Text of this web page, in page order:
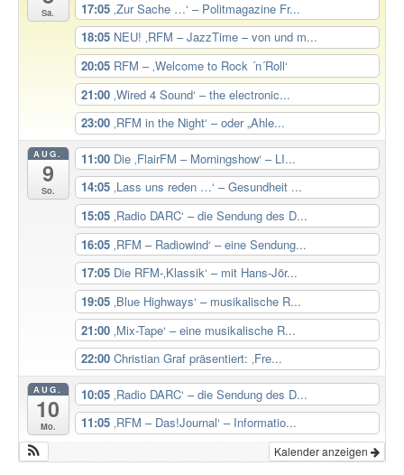
Sa.
17:05 ‚Zur Sache …‘ – Politmagazine Fr...
18:05 NEU! ‚RFM – JazzTime – von und m...
20:05 RFM – ‚Welcome to Rock ´n´Roll‘
21:00 ‚Wired 4 Sound‘ – the electronic...
23:00 ‚RFM in the Night‘ – oder „Ahle...
AUG.
9
So.
11:00 Die ‚FlairFM – Morningshow‘ – LI...
14:05 ‚Lass uns reden …‘ – Gesundheit ...
15:05 ‚Radio DARC‘ – die Sendung des D...
16:05 ‚RFM – Radiowind‘ – eine Sendung...
17:05 Die RFM-‚Klassik‘ – mit Hans-Jör...
19:05 ‚Blue Highways‘ – musikalische R...
21:00 ‚Mix-Tape‘ – eine musikalische R...
22:00 Christian Graf präsentiert: ‚Fre...
AUG.
10
Mo.
10:05 ‚Radio DARC‘ – die Sendung des D...
11:05 ‚RFM – Das!Journal‘ – Informatio...
Kalender anzeigen